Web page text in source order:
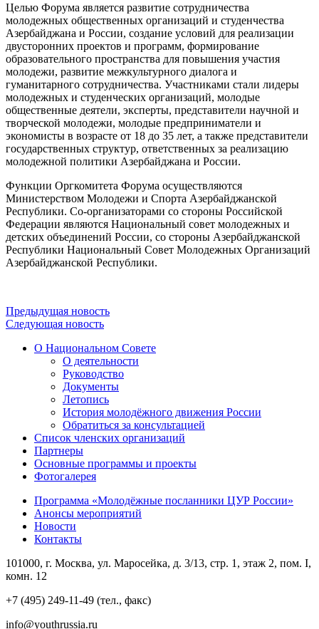
Целью Форума является развитие сотрудничества
молодежных общественных организаций и студенчества
Азербайджана и России, создание условий для реализации
двусторонних проектов и программ, формирование
образовательного пространства для повышения участия
молодежи, развитие межкультурного диалога и
гуманитарного сотрудничества. Участниками стали лидеры
молодежных и студенческих организаций, молодые
общественные деятели, эксперты, представители научной и
творческой молодежи, молодые предприниматели и
экономисты в возрасте от 18 до 35 лет, а также представители
государственных структур, ответственных за реализацию
молодежной политики Азербайджана и России.
Функции Оргкомитета Форума осуществляются
Министерством Молодежи и Спорта Азербайджанской
Республики. Со-организаторами со стороны Российской
Федерации являются Национальный совет молодежных и
детских объединений России, со стороны Азербайджанской
Республики Национальный Совет Молодежных Организаций
Азербайджанской Республики.
Предыдущая новость
Следующая новость
О Национальном Совете
О деятельности
Руководство
Документы
Летопись
История молодёжного движения России
Обратиться за консультацией
Список членских организаций
Партнеры
Основные программы и проекты
Фотогалерея
Программа «Молодёжные посланники ЦУР России»
Анонсы мероприятий
Новости
Контакты
101000, г. Москва, ул. Маросейка, д. 3/13, стр. 1, этаж 2, пом. I,
комн. 12
+7 (495) 249-11-49 (тел., факс)
info@youthrussia.ru